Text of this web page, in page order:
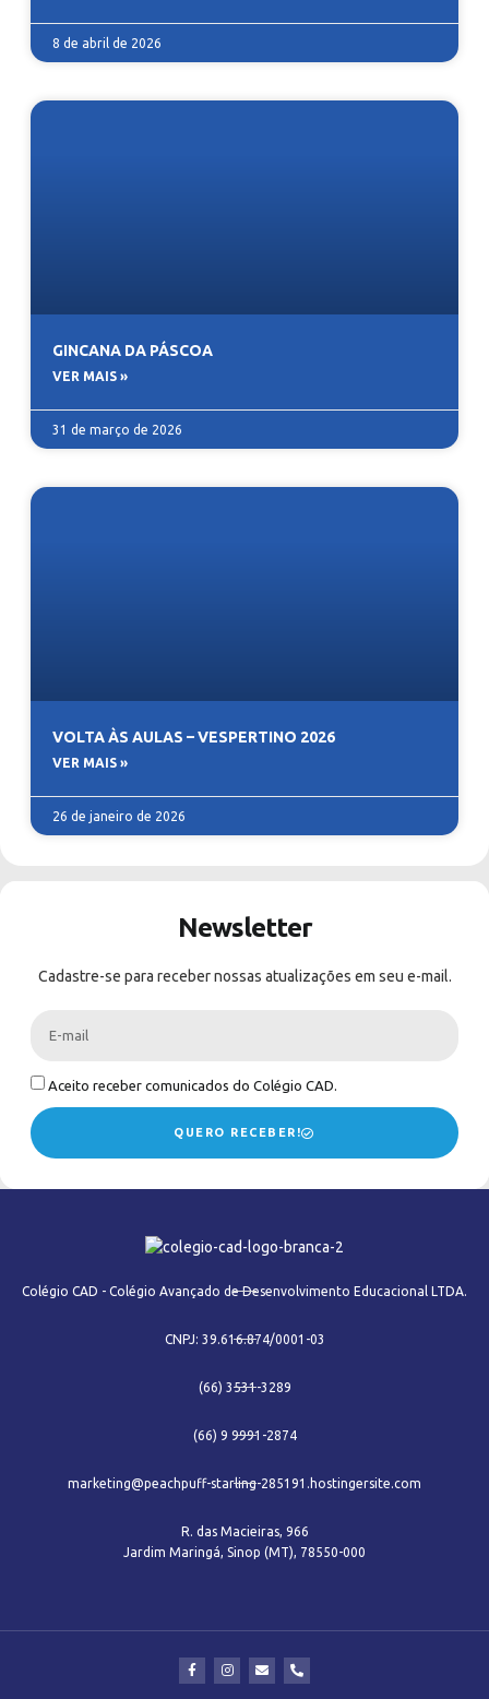
8 de abril de 2026
GINCANA DA PÁSCOA
VER MAIS »
31 de março de 2026
VOLTA ÀS AULAS – VESPERTINO 2026
VER MAIS »
26 de janeiro de 2026
Newsletter
Cadastre-se para receber nossas atualizações em seu e-mail.
Aceito receber comunicados do Colégio CAD.
QUERO RECEBER!
Colégio CAD - Colégio Avançado de Desenvolvimento Educacional LTDA.
CNPJ: 39.616.874/0001-03
(66) 3531-3289
(66) 9 9991-2874
marketing@peachpuff-starling-285191.hostingersite.com
R. das Macieiras, 966
Jardim Maringá, Sinop (MT), 78550-000